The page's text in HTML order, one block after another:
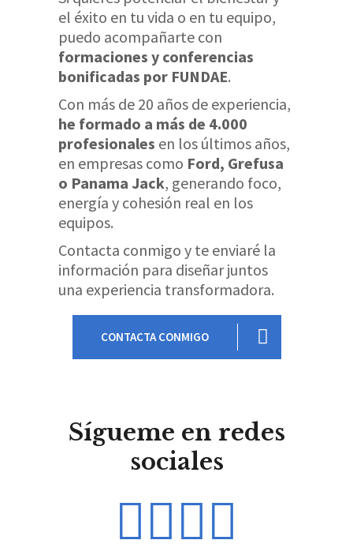
el éxito en tu vida o en tu equipo,
puedo acompañarte con
formaciones y conferencias
bonificadas por FUNDAE.
Con más de 20 años de experiencia,
he formado a más de 4.000
profesionales en los últimos años,
en empresas como Ford, Grefusa
o Panama Jack, generando foco,
energía y cohesión real en los
equipos.
Contacta conmigo y te enviaré la
información para diseñar juntos
una experiencia transformadora.
CONTACTA CONMIGO
Sígueme en redes
sociales